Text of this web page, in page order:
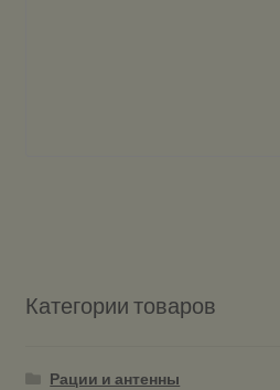
Категории товаров
Рации и антенны